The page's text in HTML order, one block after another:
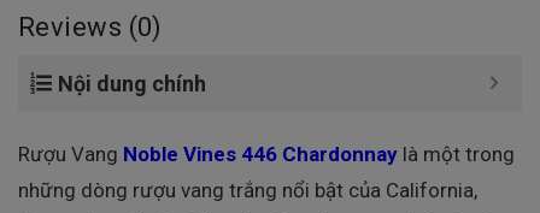
Reviews (0)
Nội dung chính
Rượu Vang Noble Vines 446 Chardonnay là một trong
những dòng rượu vang trắng nổi bật của California,